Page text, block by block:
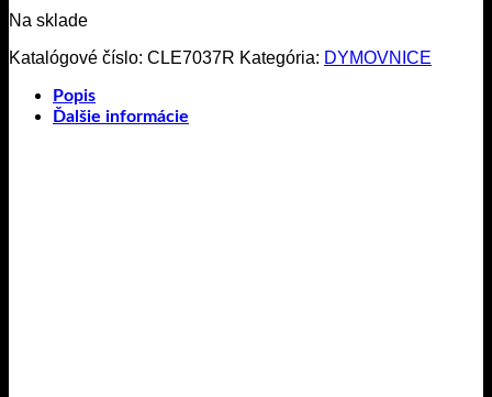
Na sklade
Katalógové číslo: CLE7037R Kategória: DYMOVNICE
Popis
Ďalšie informácie